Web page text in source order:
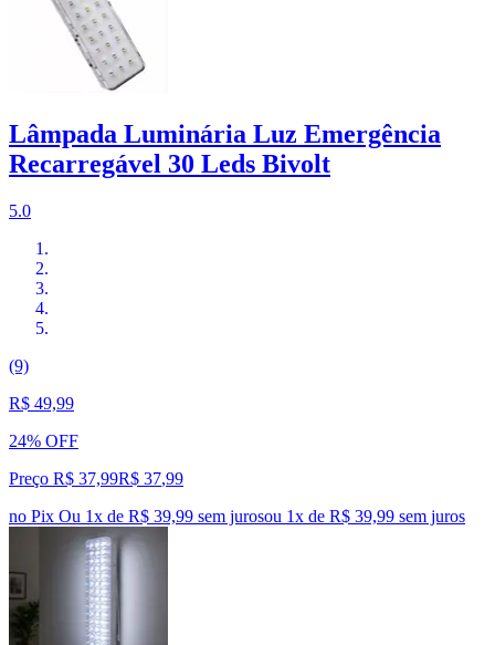
Lâmpada Luminária Luz Emergência
Recarregável 30 Leds Bivolt
5.0
(9)
R$ 49,99
24% OFF
Preço R$ 37,99R$ 37,99
no Pix Ou 1x de R$ 39,99 sem jurosou 1x de R$ 39,99 sem juros